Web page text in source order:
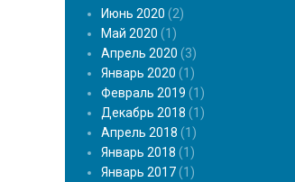
Июнь 2020 (2)
Май 2020 (1)
Апрель 2020 (3)
Январь 2020 (1)
Февраль 2019 (1)
Декабрь 2018 (1)
Апрель 2018 (1)
Январь 2018 (1)
Январь 2017(1)